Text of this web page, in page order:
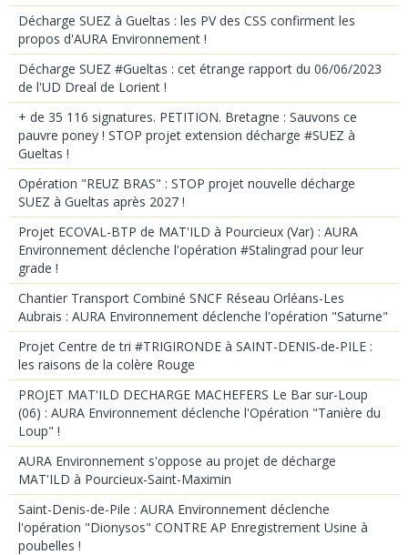
Décharge SUEZ à Gueltas : les PV des CSS confirment les
propos d'AURA Environnement !
Décharge SUEZ #Gueltas : cet étrange rapport du 06/06/2023
de l'UD Dreal de Lorient !
+ de 35 116 signatures. PETITION. Bretagne : Sauvons ce
pauvre poney ! STOP projet extension décharge #SUEZ à
Gueltas !
Opération "REUZ BRAS" : STOP projet nouvelle décharge
SUEZ à Gueltas après 2027 !
Projet ECOVAL-BTP de MAT'ILD à Pourcieux (Var) : AURA
Environnement déclenche l'opération #Stalingrad pour leur
grade !
Chantier Transport Combiné SNCF Réseau Orléans-Les
Aubrais : AURA Environnement déclenche l'opération "Saturne"
Projet Centre de tri #TRIGIRONDE à SAINT-DENIS-de-PILE :
les raisons de la colère Rouge
PROJET MAT'ILD DECHARGE MACHEFERS Le Bar sur-Loup
(06) : AURA Environnement déclenche l'Opération "Tanière du
Loup" !
AURA Environnement s'oppose au projet de décharge
MAT'ILD à Pourcieux-Saint-Maximin
Saint-Denis-de-Pile : AURA Environnement déclenche
l'opération "Dionysos" CONTRE AP Enregistrement Usine à
poubelles !